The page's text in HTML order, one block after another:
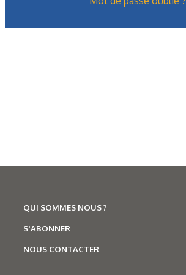
QUI SOMMES NOUS ?
S'ABONNER
NOUS CONTACTER